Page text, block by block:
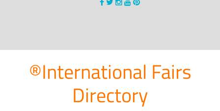
®International Fairs
Directory